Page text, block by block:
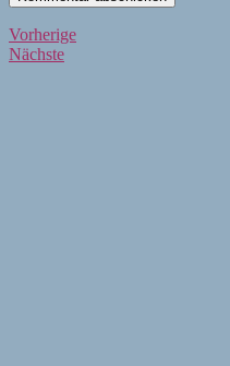
Beitragsnavigation
VorherigeVorherige
NächsteNächste